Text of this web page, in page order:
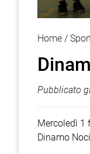
Home
Pubblicato
Mercoledì 1
Dinamo